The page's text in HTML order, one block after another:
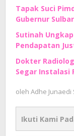
Tapak Suci
Gubernur
Sutinah
Pendapatan
Dokter
Segar Instalasi
oleh Adhe Junaedi
Ikuti Kami